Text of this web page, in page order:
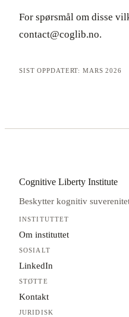
For spørsmål om disse
contact@coglib.no.
SIST OPPDATERT: MARS 2026
Cognitive Liberty Institute
Beskytter kognitiv
INSTITUTTET
Om instituttet
SOSIALT
LinkedIn
STØTTE
Kontakt
JURIDISK